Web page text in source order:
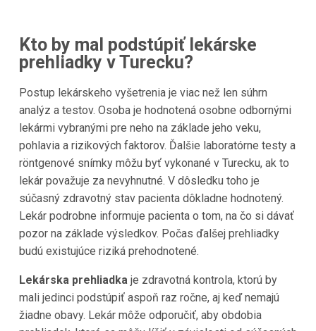
Kto by mal podstúpiť lekárske
prehliadky v Turecku?
Postup lekárskeho vyšetrenia je viac než len súhrn
analýz a testov. Osoba je hodnotená osobne odbornými
lekármi vybranými pre neho na základe jeho veku,
pohlavia a rizikových faktorov. Ďalšie laboratórne testy a
röntgenové snímky môžu byť vykonané v Turecku, ak to
lekár považuje za nevyhnutné. V dôsledku toho je
súčasný zdravotný stav pacienta dôkladne hodnotený.
Lekár podrobne informuje pacienta o tom, na čo si dávať
pozor na základe výsledkov. Počas ďalšej prehliadky
budú existujúce riziká prehodnotené.
Lekárska prehliadka je zdravotná kontrola, ktorú by
mali jedinci podstúpiť aspoň raz ročne, aj keď nemajú
žiadne obavy. Lekár môže odporučiť, aby obdobia